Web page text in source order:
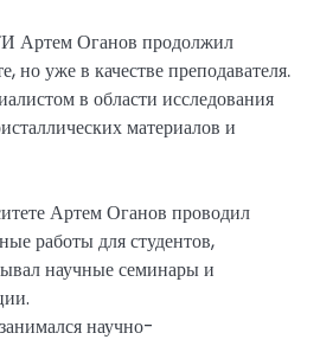
Артем Оганов продолжил
но уже в качестве преподавателя.
в области исследования
материалов и
Артем Оганов проводил
работы для студентов,
научные семинары и
научно-